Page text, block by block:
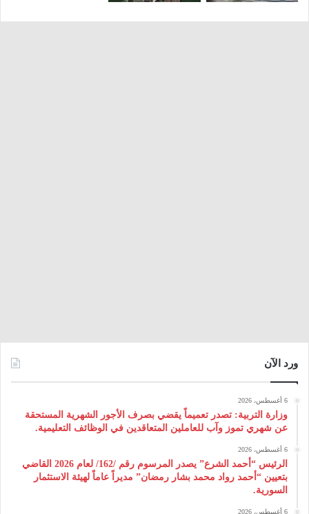
ورد الآن
6 أغسطس، 2026
وزارة التربية: تصدر تعميماً يقضي بصرف الأجور الشهرية المستحقة
عن شهري تموز وآب للعاملين المتعاقدين في الوظائف التعليمية.
6 أغسطس، 2026
الرئيس “أحمد الشرع” يصدر المرسوم رقم /162/ لعام 2026 ‌القاضي
بتعيين “أحمد رواد محمد بشار رمضان” مديراً عاماً لهيئة ‌الاستثمار
السورية.
6 أغسطس، 2026